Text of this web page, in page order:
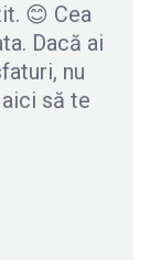
😊 Cea
Dacă ai
nu
să te